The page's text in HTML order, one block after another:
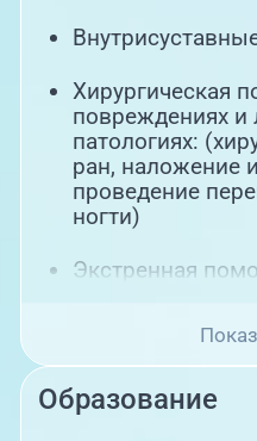
Хирургическая
повреждениях и
патологиях:
ран, наложение
проведение
ногти)
Экстренная
Образование